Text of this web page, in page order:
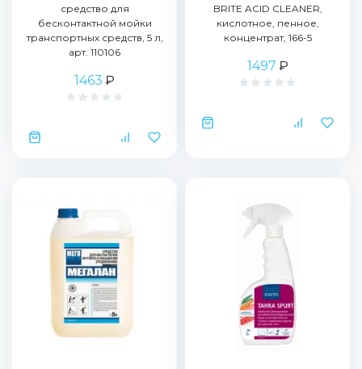
средство для
бесконтактной мойки
транспортных средств, 5 л,
арт. 110106
1463 ₽
BRITE ACID CLEANER,
кислотное, пенное,
концентрат, 166-5
1497 ₽